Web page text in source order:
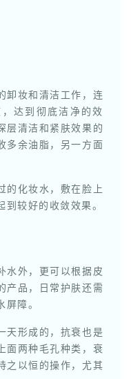
卸妆和清洁工作，连
达到彻底洁净的效
层清洁和紧肤效果的
多余油脂，另一方面
的化妆水，敷在脸上
较好的收敛效果。
水外，更可以根据皮
产品，日常护肤还需
障。
天形成的，抗衰也是
面两种毛孔种类，衰
之以恒的操作，尤其